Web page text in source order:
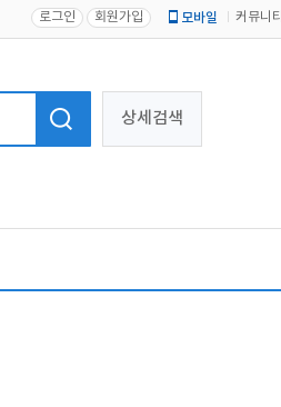
로그인 회원가입 모바일 커뮤니티
상세검색